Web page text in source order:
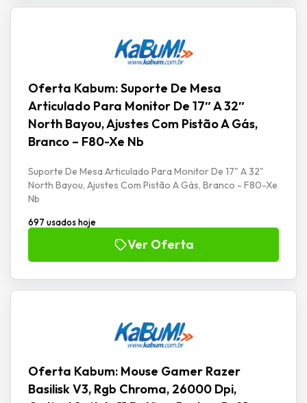
Oferta Kabum: Suporte De Mesa
Articulado Para Monitor De 17″ A 32″
North Bayou, Ajustes Com Pistão A Gás,
Branco – F80-Xe Nb
Suporte De Mesa Articulado Para Monitor De 17" A 32"
North Bayou, Ajustes Com Pistão A Gás, Branco - F80-Xe
Nb
697 usados hoje
Ver Oferta
Oferta Kabum: Mouse Gamer Razer
Basilisk V3, Rgb Chroma, 26000 Dpi,